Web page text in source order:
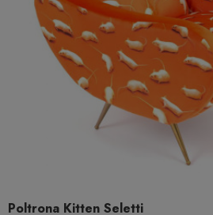
Poltrona Kitten Seletti